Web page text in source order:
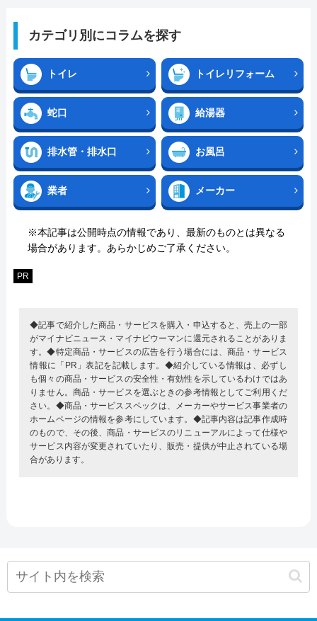
カテゴリ別にコラムを探す
トイレ トイレリフォーム
蛇口 給湯器
排水管・排水口 お風呂
業者 メーカー
※本記事は公開時点の情報であり、最新のものとは異なる
場合があります。あらかじめご了承ください。
PR
◆記事で紹介した商品・サービスを購入・申込すると、売上の一部
がマイナビニュース・マイナビウーマンに還元されることがありま
す。◆特定商品・サービスの広告を行う場合には、商品・サービス
情報に「PR」表記を記載します。◆紹介している情報は、必ずし
も個々の商品・サービスの安全性・有効性を示しているわけではあ
りません。商品・サービスを選ぶときの参考情報としてご利用くだ
さい。◆商品・サービススペックは、メーカーやサービス事業者の
ホームページの情報を参考にしています。◆記事内容は記事作成時
のもので、その後、商品・サービスのリニューアルによって仕様や
サービス内容が変更されていたり、販売・提供が中止されている場
合があります。